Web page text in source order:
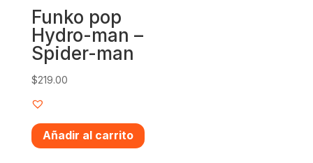
Funko pop
Hydro-man –
Spider-man
$219.00
Añadir al carrito